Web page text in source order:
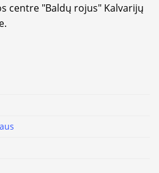
centre "Baldų rojus" Kalvarijų